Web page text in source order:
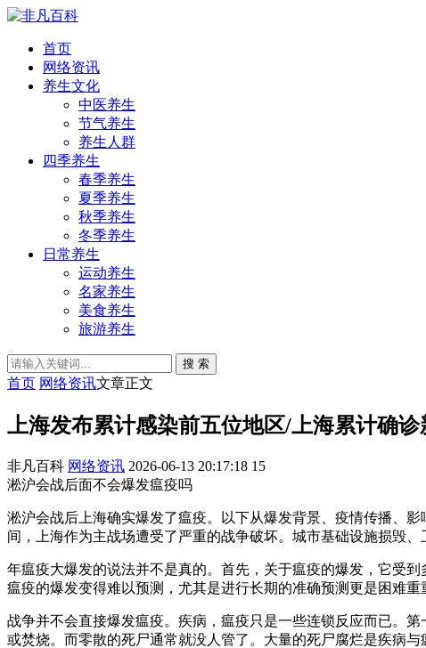
首页
网络资讯
养生文化
中医养生
节气养生
养生人群
四季养生
春季养生
夏季养生
秋季养生
冬季养生
日常养生
运动养生
名家养生
美食养生
旅游养生
搜 索
首页 网络资讯文章正文
上海发布累计感染前五位地区/上海累计确诊
非凡百科 网络资讯 2026-06-13 20:17:18 15
淞沪会战后面不会爆发瘟疫吗
淞沪会战后上海确实爆发了瘟疫。以下从爆发背景、疫情传播、
间，上海作为主战场遭受了严重的战争破坏。城市基础设施损毁
年瘟疫大爆发的说法并不是真的。首先，关于瘟疫的爆发，它受
瘟疫的爆发变得难以预测，尤其是进行长期的准确预测更是困难重
战争并不会直接爆发瘟疫。疾病，瘟疫只是一些连锁反应而已。
或焚烧。而零散的死尸通常就没人管了。大量的死尸腐烂是疾病与